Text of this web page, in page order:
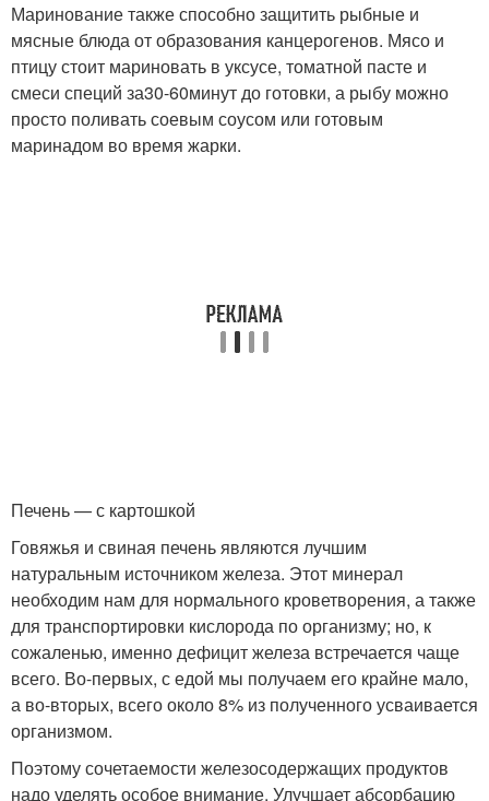
Маринование также способно защитить рыбные и
мясные блюда от образования канцерогенов. Мясо и
птицу стоит мариновать в уксусе, томатной пасте и
смеси специй за30-60минут до готовки, а рыбу можно
просто поливать соевым соусом или готовым
маринадом во время жарки.
Печень — с картошкой
Говяжья и свиная печень являются лучшим
натуральным источником железа. Этот минерал
необходим нам для нормального кроветворения, а также
для транспортировки кислорода по организму; но, к
сожаленью, именно дефицит железа встречается чаще
всего. Во-первых, с едой мы получаем его крайне мало,
а во-вторых, всего около 8% из полученного усваивается
организмом.
Поэтому сочетаемости железосодержащих продуктов
надо уделять особое внимание. Улучшает абсорбацию